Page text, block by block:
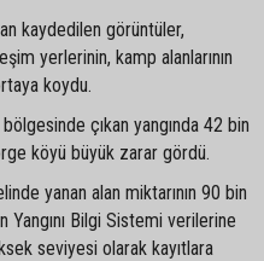
kaydedilen görüntüler,
yerlerinin, kamp alanlarının
koydu.
çıkan yangında 42 bin
köyü büyük zarar gördü.
yanan alan miktarının 90 bin
Yangını Bilgi Sistemi verilerine
seviyesi olarak kayıtlara